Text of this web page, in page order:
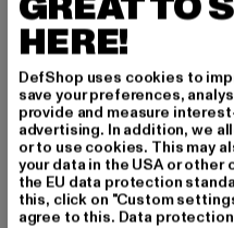
HERE!
DefShop uses cookies to
save your preferences,
provide and measure
advertising. In addition, we
or to use cookies. This may
your data in the USA or other
the EU data protection
this, click on "Custom
agree to this. Data protection